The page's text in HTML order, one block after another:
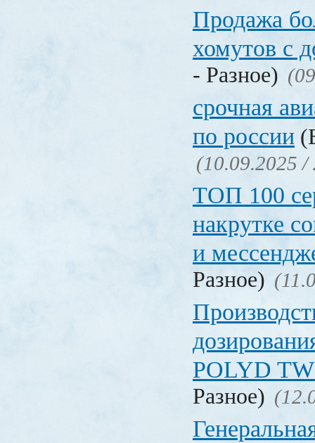
Продажа
хомутов с
- Разное)
срочная
по россии
(10.09.2025 /
ТОП 100
накрутке
и
Разное)
POLYD
Разное)